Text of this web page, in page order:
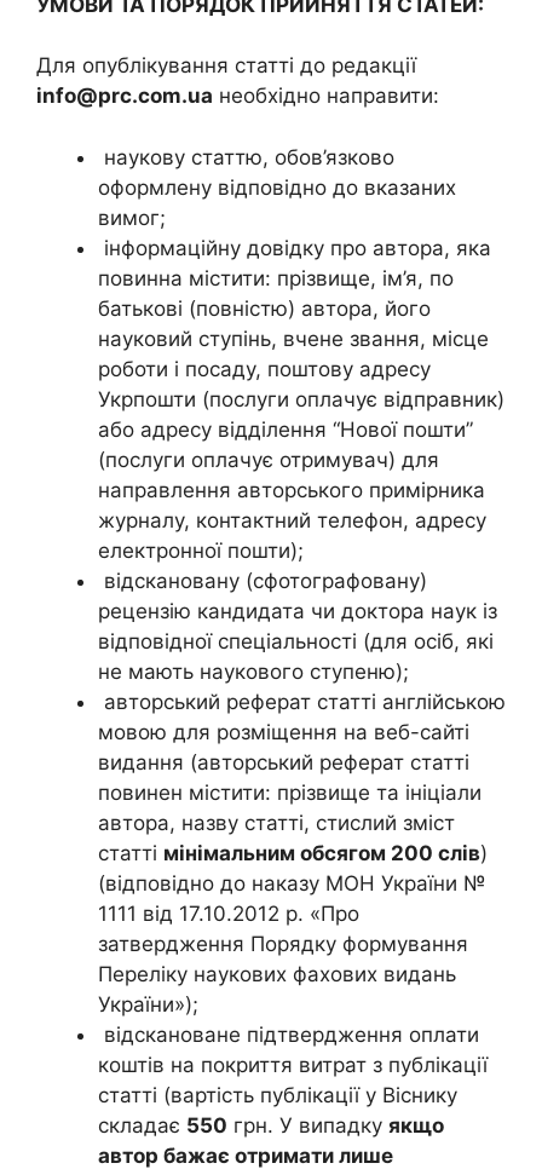
Для опублікування статті до редакції
info@prc.com.ua необхідно направити:
наукову статтю, обов’язково
оформлену відповідно до вказаних
вимог;
інформаційну довідку про автора, яка
повинна містити: прізвище, ім’я, по
батькові (повністю) автора, його
науковий ступінь, вчене звання, місце
роботи і посаду, поштову адресу
Укрпошти (послуги оплачує відправник)
або адресу відділення “Нової пошти”
(послуги оплачує отримувач) для
направлення авторського примірника
журналу, контактний телефон, адресу
електронної пошти);
відскановану (сфотографовану)
рецензію кандидата чи доктора наук із
відповідної спеціальності (для осіб, які
не мають наукового ступеню);
авторський реферат статті англійською
мовою для розміщення на веб-сайті
видання (авторський реферат статті
повинен містити: прізвище та ініціали
автора, назву статті, стислий зміст
статті мінімальним обсягом 200 слів)
(відповідно до наказу МОН України №
1111 від 17.10.2012 р. «Про
затвердження Порядку формування
Переліку наукових фахових видань
України»);
відскановане підтвердження оплати
коштів на покриття витрат з публікації
статті (вартість публікації у Віснику
складає 550 грн. У випадку якщо
автор бажає отримати лише